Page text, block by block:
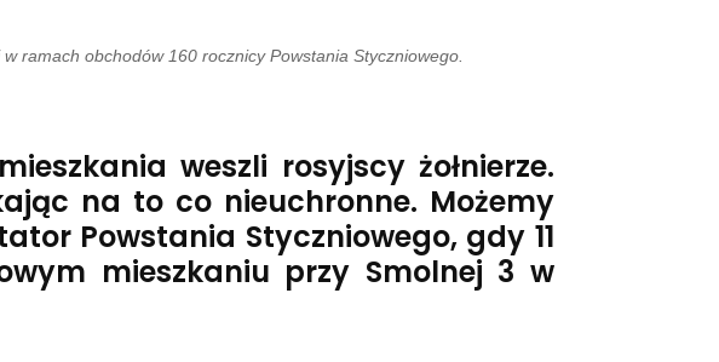
ramach obchodów 160 rocznicy Powstania Styczniowego.
weszli rosyjscy żołnierze.
na to co nieuchronne. Możemy
Powstania Styczniowego, gdy 11
mieszkaniu przy Smolnej 3 w